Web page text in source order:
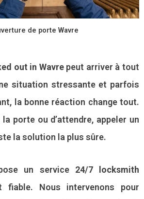
de porte Wavre
out in Wavrepeut arriver à tout
situation stressante et parfois
la bonne réaction change tout.
porte ou d’attendre, appeler un
la solution la plus sûre.
un service 24/7 locksmith
fiable. Nous intervenons pour